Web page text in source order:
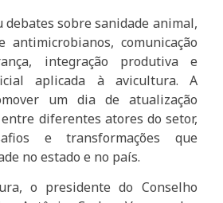
sobre sanidade animal,
antimicrobianos, comunicação
integração produtiva e
aplicada à avicultura. A
um dia de atualização
diferentes atores do setor,
e transformações que
no estado e no país.
o presidente do Conselho